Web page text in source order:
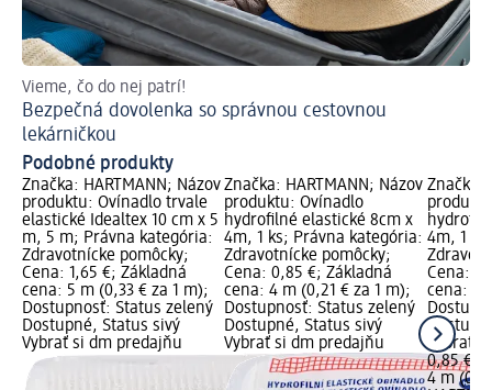
Vieme, čo do nej patrí!
Bezpečná dovolenka so správnou cestovnou
lekárničkou
Podobné produkty
Značka: HARTMANN; Názov
produktu: Ovínadlo trvale
elastické Idealtex 10 cm x 5
m, 5 m; Právna kategória:
Zdravotnícke pomôcky;
Cena: 1,65 €; Základná
cena: 5 m (0,33 € za 1 m);
Dostupnosť: Status zelený
Dostupné, Status sivý
Vybrať si dm predajňu
Značka: HARTMANN; Názov
produktu: Ovínadlo
hydrofilné elastické 8cm x
4m, 1 ks; Právna kategória:
Zdravotnícke pomôcky;
Cena: 0,85 €; Základná
cena: 4 m (0,21 € za 1 m);
Dostupnosť: Status zelený
Dostupné, Status sivý
Vybrať si dm predajňu
Značka:
4m, 1
Cena:
cena: 4
Vybrať
0,85 €
4 m